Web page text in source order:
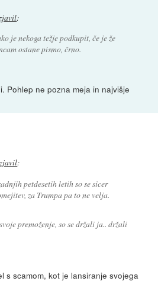
:
je nekoga težje podkupit, če je že
ostane pismo, črno.
Pohlep ne pozna meja in najvišje
:
petdesetih letih so se sicer
za Trumpa pa to ne velja.
premoženje, so se držali ja.. držali
s scamom, kot je lansiranje svojega